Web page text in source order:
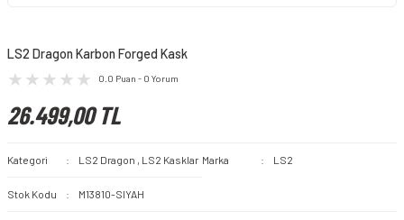
LS2 Dragon Karbon Forged Kask
0.0 Puan - 0 Yorum
26.499,00 TL
Kategori LS2 Dragon , LS2 Kasklar Marka LS2
Stok Kodu M13810-SIYAH